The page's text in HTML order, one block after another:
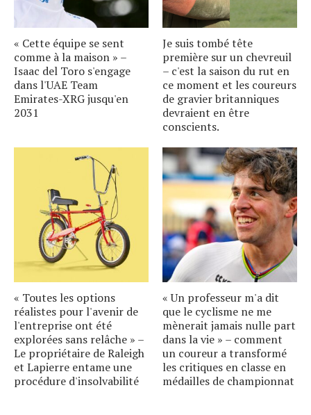
« Cette équipe se sent
comme à la maison » –
Isaac del Toro s'engage
dans l'UAE Team
Emirates-XRG jusqu'en
2031
Je suis tombé tête
première sur un chevreuil
– c'est la saison du rut en
ce moment et les coureurs
de gravier britanniques
devraient en être
conscients.
« Toutes les options
réalistes pour l'avenir de
l'entreprise ont été
explorées sans relâche » –
Le propriétaire de Raleigh
et Lapierre entame une
procédure d'insolvabilité
« Un professeur m'a dit
que le cyclisme ne me
mènerait jamais nulle part
dans la vie » – comment
un coureur a transformé
les critiques en classe en
médailles de championnat